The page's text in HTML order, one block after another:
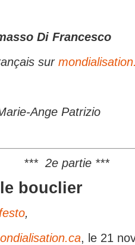
Di Francesco
sur
Ange Patrizio
*** 2e partie ***
bouclier
,
, le 21